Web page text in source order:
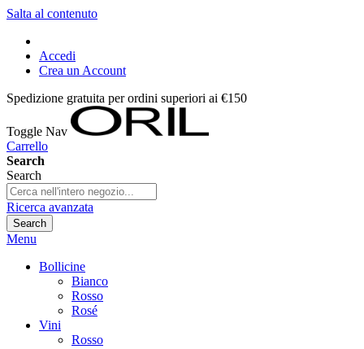
Salta al contenuto
Accedi
Crea un Account
Spedizione gratuita per ordini superiori ai €150
Toggle Nav
Carrello
Search
Search
Ricerca avanzata
Search
Menu
Bollicine
Bianco
Rosso
Rosé
Vini
Rosso